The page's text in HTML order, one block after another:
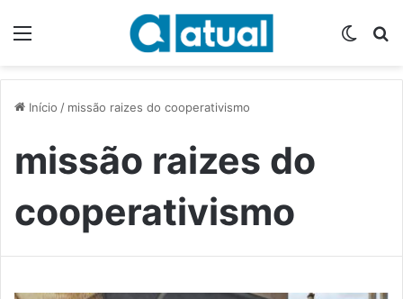
Início / missão raizes do cooperativismo
missão raizes do
cooperativismo